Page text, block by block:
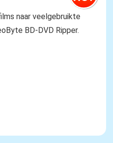
naar veelgebruikte
BD-DVD Ripper.